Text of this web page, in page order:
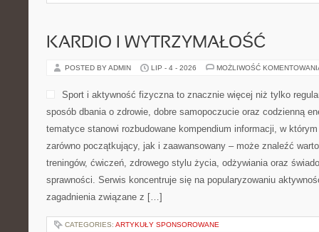
KARDIO I WYTRZYMAŁOŚĆ
POSTED BY ADMIN LIP - 4 - 2026 MOŻLIWOŚĆ
Sport i aktywność fizyczna to znacznie więcej niż tylko
sposób dbania o zdrowie, dobre samopoczucie oraz codzienną
tematyce stanowi rozbudowane kompendium informacji, w
zarówno początkujący, jak i zaawansowany – może znaleźć
treningów, ćwiczeń, zdrowego stylu życia, odżywiania oraz
sprawności. Serwis koncentruje się na popularyzowaniu
zagadnienia związane z […]
CATEGORIES: ARTYKUŁY SPONSOROWANE